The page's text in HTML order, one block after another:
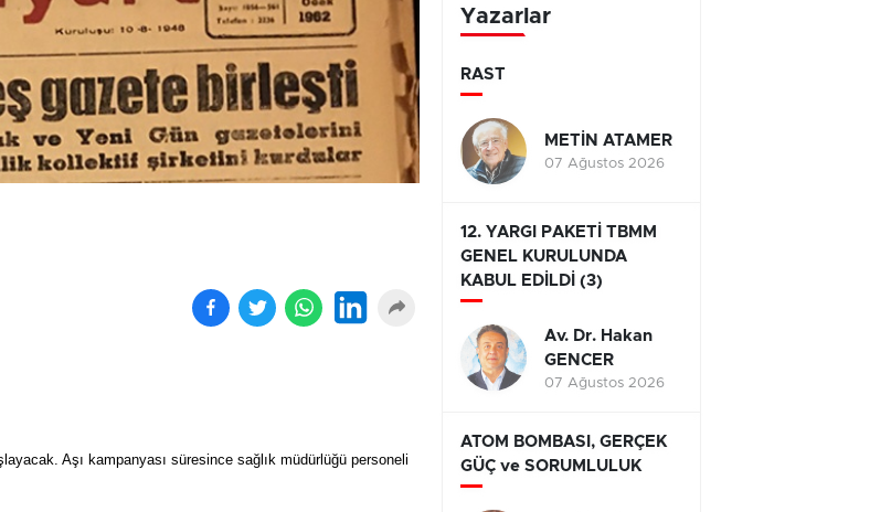
Aşı kampanyası süresince sağlık müdürlüğü personeli
Yazarlar
RAST
METİN ATAMER
07 Ağustos 2026
12. YARGI PAKETİ TBMM
GENEL KURULUNDA
KABUL EDİLDİ (3)
Av. Dr. Hakan
GENCER
07 Ağustos 2026
ATOM BOMBASI, GERÇEK
GÜÇ ve SORUMLULUK